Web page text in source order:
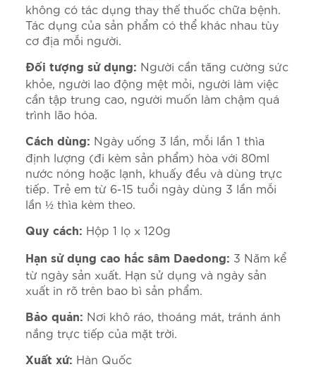
không có tác dụng thay thế thuốc chữa bệnh.
Tác dụng của sản phẩm có thể khác nhau tùy
cơ địa mỗi người.
Đối tượng sử dụng: Người cần tăng cường sức
khỏe, người lao động mệt mỏi, người làm việc
cần tập trung cao, người muốn làm chậm quá
trình lão hóa.
Cách dùng: Ngày uống 3 lần, mỗi lần 1 thìa
định lượng (đi kèm sản phẩm) hòa với 80ml
nước nóng hoặc lạnh, khuấy đều và dùng trực
tiếp. Trẻ em từ 6-15 tuổi ngày dùng 3 lần mỗi
lần ½ thìa kèm theo.
Quy cách: Hộp 1 lọ x 120g
Hạn sử dụng cao hắc sâm Daedong: 3 Năm kể
từ ngày sản xuất. Hạn sử dụng và ngày sản
xuất in rõ trên bao bì sản phẩm.
Bảo quản: Nơi khô ráo, thoáng mát, tránh ánh
nắng trực tiếp của mặt trời.
Xuất xứ: Hàn Quốc